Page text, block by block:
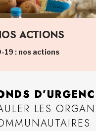
ACTIONS
19 : nos actions
LES